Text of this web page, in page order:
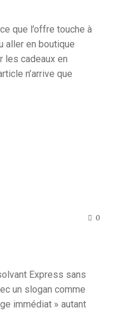
que l’offre touche à
aller en boutique
les cadeaux en
n’arrive que
0
Express sans
un slogan comme
immédiat » autant